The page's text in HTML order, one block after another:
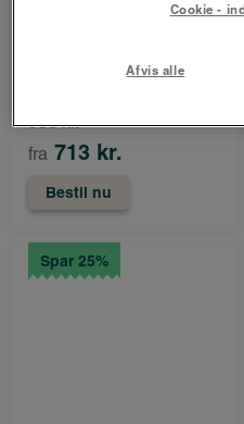
gardinbussen
fra 713 kr.
950 kr.
Bestil nu
Spar 25%
Cookie -
Afvis alle